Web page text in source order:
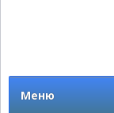
Меню